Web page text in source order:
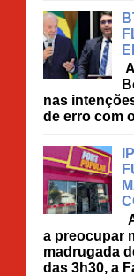
nas
de erro com
a preocupar
madrugada
das 3h30, a